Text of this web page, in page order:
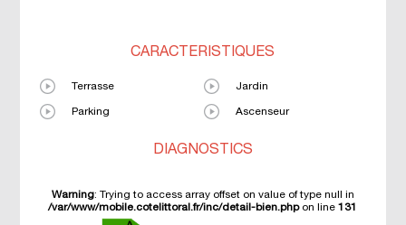
CARACTÉRISTIQUES
Terrasse Jardin
Parking Ascenseur
DIAGNOSTICS
Warning: Trying to access array offset on value of type null in
/var/www/mobile.cotelittoral.fr/inc/detail-bien.phpon line131